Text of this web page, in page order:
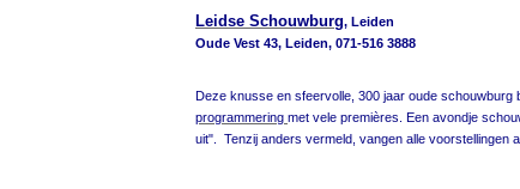
Leidse Schouwburg, Leiden
Oude Vest 43, Leiden, 071-516 3888
Deze knusse en sfeervolle, 300 jaar oude schouwburg
programmering met vele premières. Een avondje
uit". Tenzij anders vermeld, vangen alle voorstellingen